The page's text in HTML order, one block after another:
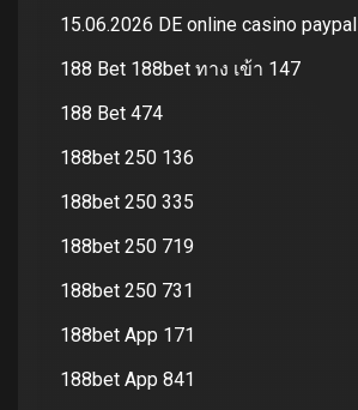
15.06.2026 DE online casino paypal
188 Bet 188bet ทาง เข้า 147
188 Bet 474
188bet 250 136
188bet 250 335
188bet 250 719
188bet 250 731
188bet App 171
188bet App 841